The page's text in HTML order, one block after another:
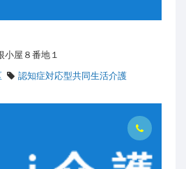
小屋８番地１
認知症対応型共同生活介護